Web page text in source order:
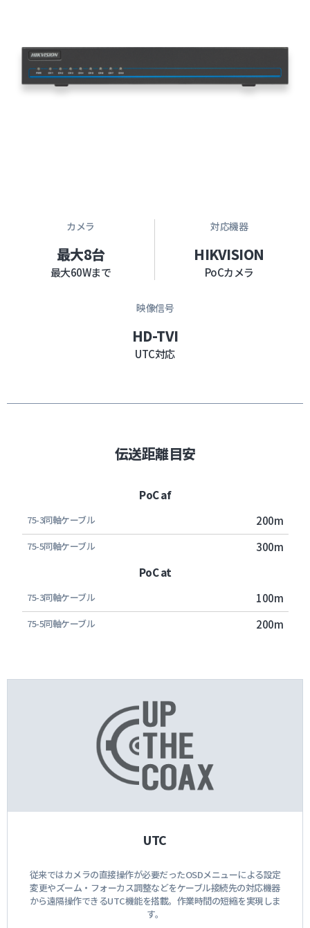
カメラ
最大8台
最大60Wまで
対応機器
HIKVISION
PoCカメラ
映像信号
HD-TVI
UTC対応
伝送距離目安
PoC af
200m
300m
PoC at
100m
200m
UTC
従来ではカメラの直接操作が必要だったOSDメニューによる設定
変更やズーム・フォーカス調整などをケーブル接続先の対応機器
から遠隔操作できるUTC機能を搭載。作業時間の短縮を実現しま
す。